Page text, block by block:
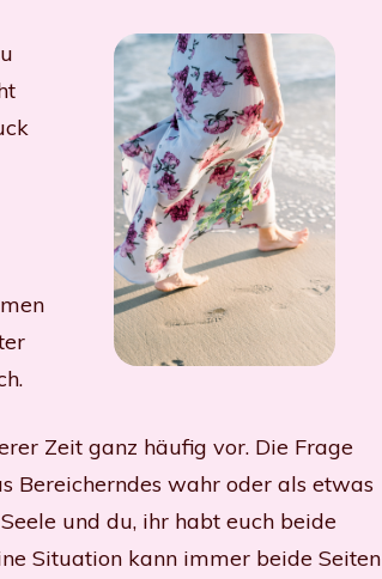
Zeit ganz häufig vor. Die Frage
Bereicherndes wahr oder als etwas
und du, ihr habt euch beide
Situation kann immer beide Seiten